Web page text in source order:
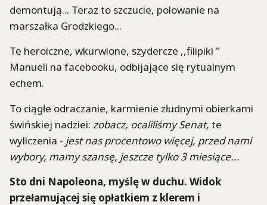
demontują... Teraz to szczucie, polowanie na
marszałka Grodzkiego...
Te heroiczne, wkurwione, szydercze ,,filipiki "
Manueli na facebooku, odbijające się rytualnym
echem.
To ciągłe odraczanie, karmienie złudnymi obierkami
świńskiej nadziei: zobacz, ocaliliśmy Senat, te
wyliczenia - jest nas procentowo więcej, przed nami
wybory, mamy szansę, jeszcze tylko 3 miesiące...
Sto dni Napoleona, myślę w duchu. Widok
przełamującej się opłatkiem z klerem i